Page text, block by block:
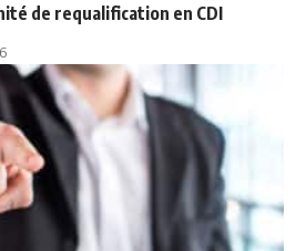
de requalification en CDI